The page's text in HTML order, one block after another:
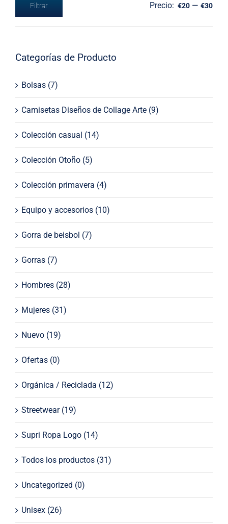
mínimo
máximo
Filtrar Precio: €20 —€30
Categorías de Producto
Bolsas (7)
Camisetas Diseños de Collage Arte (9)
Colección casual (14)
Colección Otoño (5)
Colección primavera (4)
Equipo y accesorios (10)
Gorra de beisbol (7)
Gorras (7)
Hombres (28)
Mujeres (31)
Nuevo (19)
Ofertas (0)
Orgánica / Reciclada (12)
Streetwear (19)
Supri Ropa Logo (14)
Todos los productos (31)
Uncategorized (0)
Unisex (26)